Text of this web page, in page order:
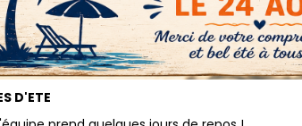
Tournesol 1256
D'ETE